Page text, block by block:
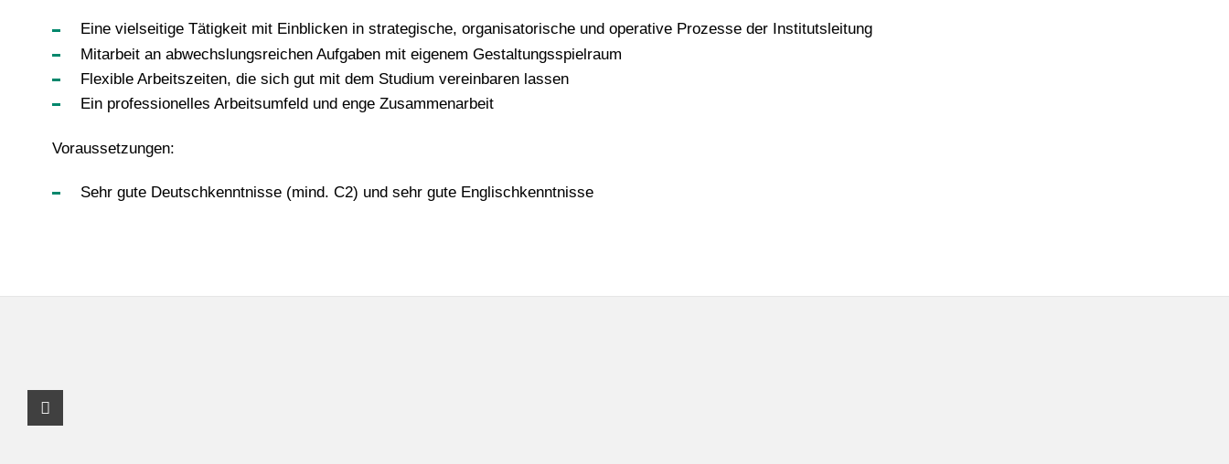
Eine vielseitige Tätigkeit mit Einblicken in strategische, organisatorische und operative Prozesse der Institutsleitung
Mitarbeit an abwechslungsreichen Aufgaben mit eigenem Gestaltungsspielraum
Flexible Arbeitszeiten, die sich gut mit dem Studium vereinbaren lassen
Ein professionelles Arbeitsumfeld und enge Zusammenarbeit
Voraussetzungen:
Sehr gute Deutschkenntnisse (mind. C2) und sehr gute Englischkenntnisse
Youtube Profil